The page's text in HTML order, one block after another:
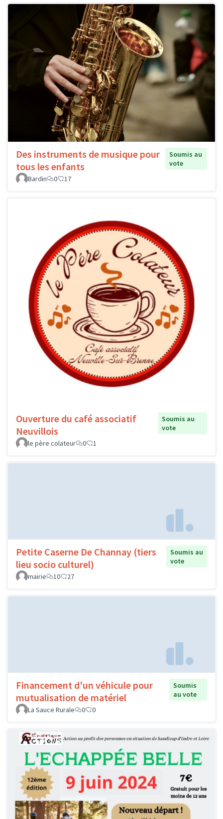
Des instruments de musique pour
tous les enfants
Soumis au
vote
Bardin
0 17
Ouverture du café associatif
Neuvillois
Soumis au
vote
le père colateur
0 1
Petite Caserne De Channay (tiers
lieu socio culturel)
Soumis au
vote
mairie
10 27
Financement d'un véhicule pour
mutualisation de matériel
Soumis
au vote
La Sauce Rurale
0 0